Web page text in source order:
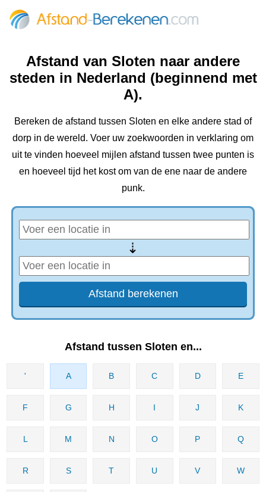
Afstand van Sloten naar andere
steden in Nederland (beginnend met
A).
Bereken de afstand tussen Sloten en elke andere stad of
dorp in de wereld. Voer uw zoekwoorden in verklaring om
uit te vinden hoeveel mijlen afstand tussen twee punten is
en hoeveel tijd het kost om van de ene naar de andere
punk.
⇢
Afstand tussen Sloten en...
' A B C D E
F G H I J K
L M N O P Q
R S T U V W